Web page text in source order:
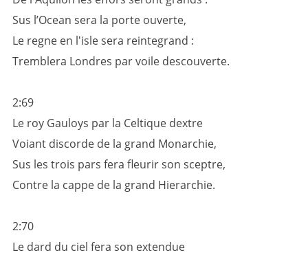
Sus l’Ocean sera la porte ouverte,
Le regne en l'isle sera reintegrand :
Tremblera Londres par voile descouverte.
2:69
Le roy Gauloys par la Celtique dextre
Voiant discorde de la grand Monarchie,
Sus les trois pars fera fleurir son sceptre,
Contre la cappe de la grand Hierarchie.
2:70
Le dard du ciel fera son extendue